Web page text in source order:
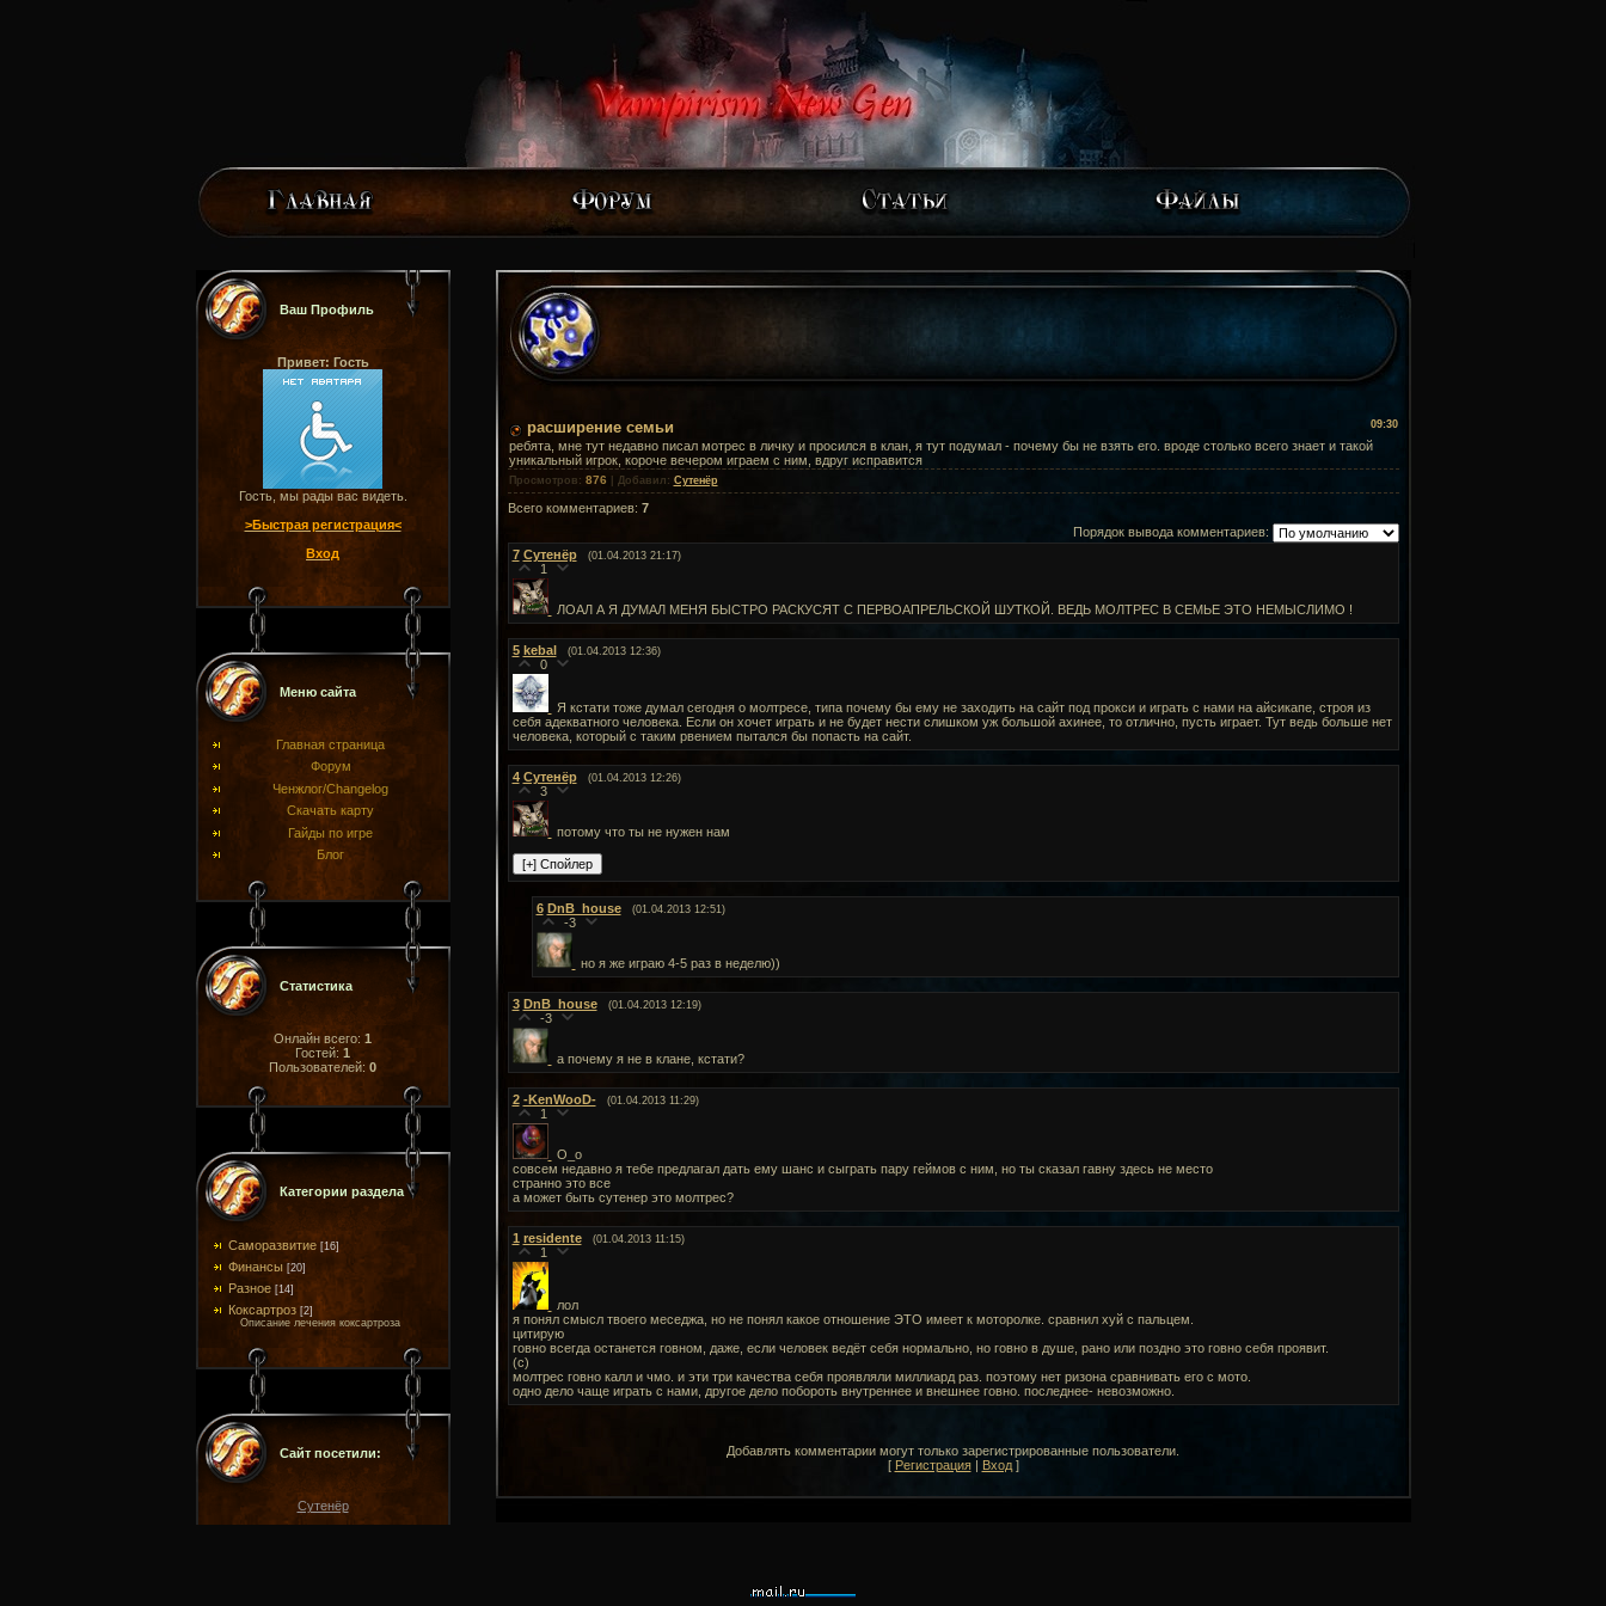
Ваш Профиль
Привет: Гость
Гость, мы рады вас видеть.
>Быстрая регистрация<
Вход
Меню сайта
Главная страница
Форум
Ченжлог/Changelog
Скачать карту
Гайды по игре
Блог
Статистика
Онлайн всего: 1
Гостей: 1
Пользователей: 0
Категории раздела
Саморазвитие [16]
Финансы [20]
Разное [14]
Коксартроз [2]
Описание лечения коксартроза
Сайт посетили:
Сутенёр
09:30
расширение семьи
ребята, мне тут недавно писал мотрес в личку и просился в клан, я тут подумал - почему бы не взять его. вроде столько всего знает и такой
уникальный игрок, короче вечером играем с ним, вдруг исправится
Просмотров : 876 Добавил : Сутенёр
Всего комментариев: 7
Порядок вывода комментариев:
7 Сутенёр (01.04.2013 21:17)
1
ЛОАЛ А Я ДУМАЛ МЕНЯ БЫСТРО РАСКУСЯТ С ПЕРВОАПРЕЛЬСКОЙ ШУТКОЙ. ВЕДЬ МОЛТРЕС В СЕМЬЕ ЭТО НЕМЫСЛИМО !
5 kebal (01.04.2013 12:36)
0
Я кстати тоже думал сегодня о молтресе, типа почему бы ему не заходить на сайт под прокси и играть с нами на айсикапе, строя из
себя адекватного человека. Если он хочет играть и не будет нести слишком уж большой ахинее, то отлично, пусть играет. Тут ведь больше нет
человека, который с таким рвением пытался бы попасть на сайт.
4 Сутенёр (01.04.2013 12:26)
3
потому что ты не нужен нам
6 DnB_house (01.04.2013 12:51)
-3
но я же играю 4-5 раз в неделю))
3 DnB_house (01.04.2013 12:19)
-3
а почему я не в клане, кстати?
2 -KenWooD- (01.04.2013 11:29)
1
О_о
совсем недавно я тебе предлагал дать ему шанс и сыграть пару геймов с ним, но ты сказал гавну здесь не место
странно это все
а может быть сутенер это молтрес?
1 residente (01.04.2013 11:15)
1
лол
я понял смысл твоего меседжа, но не понял какое отношение ЭТО имеет к моторолке. сравнил хуй с пальцем.
цитирую
говно всегда останется говном, даже, если человек ведёт себя нормально, но говно в душе, рано или поздно это говно себя проявит.
(с)
молтрес говно калл и чмо. и эти три качества себя проявляли миллиард раз. поэтому нет ризона сравнивать его с мото.
одно дело чаще играть с нами, другое дело побороть внутреннее и внешнее говно. последнее- невозможно.
Добавлять комментарии могут только зарегистрированные пользователи.
[ Регистрация| Вход]